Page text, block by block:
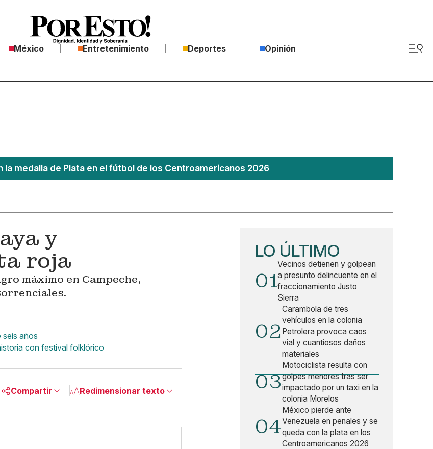
México Entretenimiento Deportes Opinión
la medalla de Plata en el fútbol de los Centroamericanos 2026
y
roja
máximo en Campeche,
seis años
con festival folklórico
Compartir Redimensionar texto
LO ÚLTIMO
01
Vecinos detienen y golpean
a presunto delincuente en el
fraccionamiento Justo
Sierra
02
Carambola de tres
vehículos en la colonia
Petrolera provoca caos
vial y cuantiosos daños
materiales
03
Motociclista resulta con
golpes menores tras ser
impactado por un taxi en la
colonia Morelos
04
México pierde ante
Venezuela en penales y se
queda con la plata en los
Centroamericanos 2026